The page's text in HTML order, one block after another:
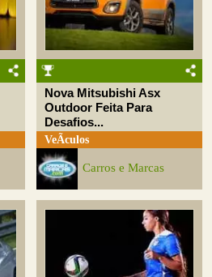
Nova Mitsubishi Asx
Outdoor Feita Para
Desafios...
VeÃ­culos
Carros e Marcas